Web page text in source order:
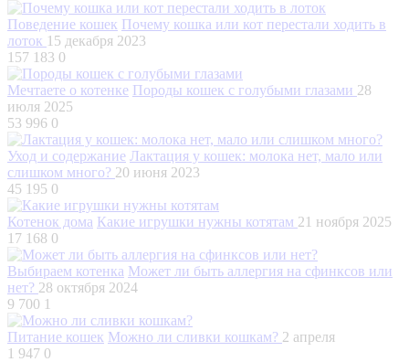
Поведение кошек Почему кошка или кот перестали ходить в
лоток 15 декабря 2023
157 183 0
Мечтаете о котенке Породы кошек с голубыми глазами 28
июля 2025
53 996 0
Уход и содержание Лактация у кошек: молока нет, мало или
слишком много? 20 июня 2023
45 195 0
Котенок дома Какие игрушки нужны котятам 21 ноября 2025
17 168 0
Выбираем котенка Может ли быть аллергия на сфинксов или
нет? 28 октября 2024
9 700 1
Питание кошек Можно ли сливки кошкам? 2 апреля
1 947 0